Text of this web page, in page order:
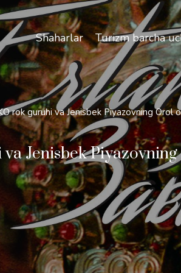
Xavfsizlik va O'zbekiston
Shaharlar
Turizm barcha
rok guruhi va Jenisbek Piyazovning Orol
Jenisbek